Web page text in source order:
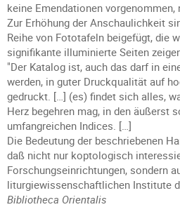
keine Emendationen
Zur Erhöhung der Anschaulichkeit
Reihe von Fototafeln beigefügt, die
signifikante illuminierte Seiten
"Der Katalog ist, auch das darf in
werden, in guter Druckqualität auf
gedruckt. […] (es) findet sich alles,
Herz begehren mag, in den äußerst
umfangreichen Indices. […]
Die Bedeutung der beschriebenen
daß nicht nur koptologisch
Forschungseinrichtungen, sondern
liturgiewissenschaftlichen Institute
Bibliotheca Orientalis